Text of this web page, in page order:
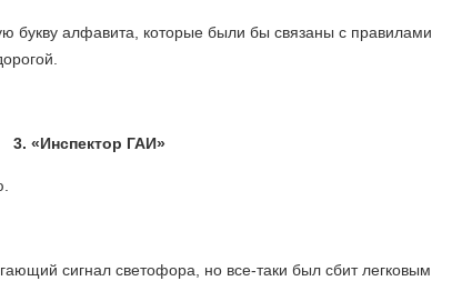
букву алфавита, которые были бы связаны с правилами
3. «Инспектор ГАИ»
сигнал светофора, но все-таки был сбит легковым